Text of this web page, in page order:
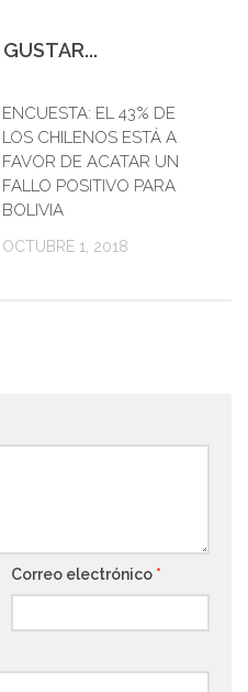
ENCUESTA: EL 43% DE
LOS CHILENOS ESTÁ A
FAVOR DE ACATAR UN
FALLO POSITIVO PARA
BOLIVIA
OCTUBRE 1, 2018
Correo electrónico *